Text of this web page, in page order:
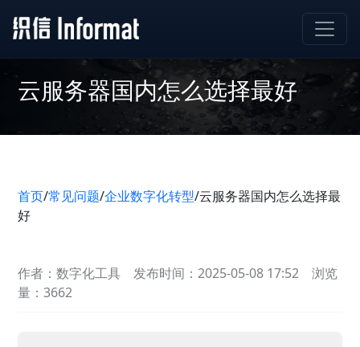
云服务器国内怎么选择最好
首页/常见问题/企业数字化转型/云服务器国内怎么选择最
好
作者：数字化工具 发布时间：2025-05-08 17:52
浏览
量：3662